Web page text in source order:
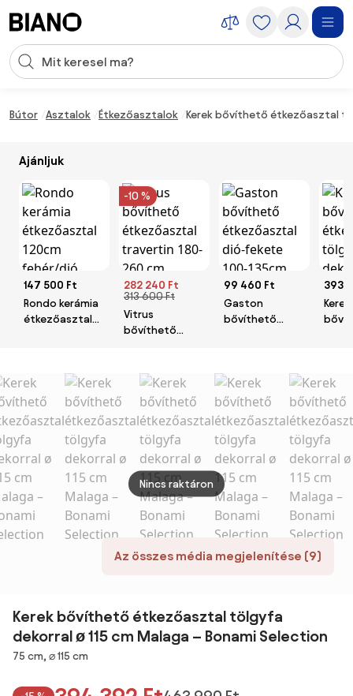
Keresési bevitel
Bútor Asztalok Étkezőasztalok Kerek bővíthető étkezőasztal
Ajánljuk
147 500 Ft
Rondo kerámia
étkezőasztal
-10 %
282 240 Ft
313 600 Ft
Vitrus
bővíthető
260 cm
99 460 Ft
Gaston
bővíthető
393
Kerek
120
Az összes média megjelenítése (9)
Nincs raktáron
Kerek bővíthető étkezőasztal tölgyfa
dekorral ø 115 cm Malaga – Bonami Selection
Méretek
75 cm, ⌀ 115 cm